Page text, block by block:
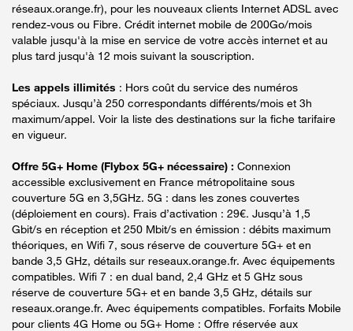
réseaux.orange.fr), pour les nouveaux clients Internet ADSL avec
rendez-vous ou Fibre. Crédit internet mobile de 200Go/mois
valable jusqu'à la mise en service de votre accès internet et au
plus tard jusqu'à 12 mois suivant la souscription.
Les appels illimités : Hors coût du service des numéros
spéciaux. Jusqu’à 250 correspondants différents/mois et 3h
maximum/appel. Voir la liste des destinations sur la fiche tarifaire
en vigueur.
Offre 5G+ Home (Flybox 5G+ nécessaire) : Connexion
accessible exclusivement en France métropolitaine sous
couverture 5G en 3,5GHz. 5G : dans les zones couvertes
(déploiement en cours). Frais d’activation : 29€. Jusqu’à 1,5
Gbit/s en réception et 250 Mbit/s en émission : débits maximum
théoriques, en Wifi 7, sous réserve de couverture 5G+ et en
bande 3,5 GHz, détails sur reseaux.orange.fr. Avec équipements
compatibles. Wifi 7 : en dual band, 2,4 GHz et 5 GHz sous
réserve de couverture 5G+ et en bande 3,5 GHz, détails sur
reseaux.orange.fr. Avec équipements compatibles. Forfaits Mobile
pour clients 4G Home ou 5G+ Home : Offre réservée aux